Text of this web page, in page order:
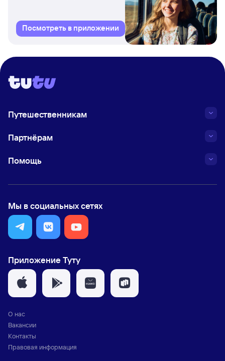
Посмотреть в приложении
Путешественникам
Партнёрам
Помощь
Мы в социальных сетях
Приложение Туту
О нас
Вакансии
Контакты
Правовая информация